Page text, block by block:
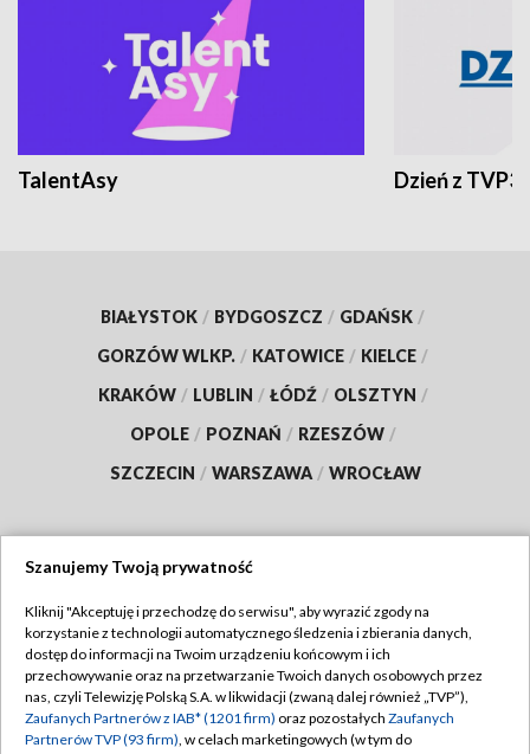
TalentAsy Dzień z TVP3
BIAŁYSTOK / BYDGOSZCZ / GDAŃSK /
GORZÓW WLKP. / KATOWICE / KIELCE /
KRAKÓW / LUBLIN / ŁÓDŹ / OLSZTYN /
OPOLE / POZNAŃ / RZESZÓW /
SZCZECIN / WARSZAWA / WROCŁAW
TVP
Abonament TVP
Emisja w TVP
Regulamin TVP
Polityka prywatności
Szanujemy Twoją prywatność
Kliknij "Akceptuję i przechodzę do serwisu", aby wyrazić zgody na
korzystanie z technologii automatycznego śledzenia i zbierania danych,
dostęp do informacji na Twoim urządzeniu końcowym i ich
przechowywanie oraz na przetwarzanie Twoich danych osobowych przez
nas, czyli Telewizję Polską S.A. w likwidacji (zwaną dalej również „TVP”),
Zaufanych Partnerów z IAB* (1201 firm) oraz pozostałych Zaufanych
Partnerów TVP (93 firm), w celach marketingowych (w tym do